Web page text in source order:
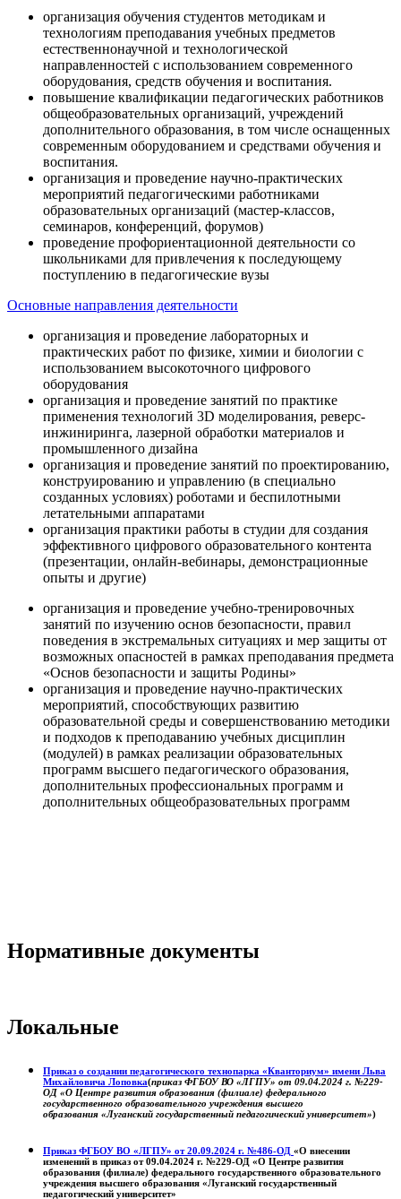
организация обучения студентов методикам и
технологиям преподавания учебных предметов
естественнонаучной и технологической
направленностей с использованием современного
оборудования, средств обучения и воспитания.
повышение квалификации педагогических работников
общеобразовательных организаций, учреждений
дополнительного образования, в том числе оснащенных
современным оборудованием и средствами обучения и
воспитания.
организация и проведение научно-практических
мероприятий педагогическими работниками
образовательных организаций (мастер-классов,
семинаров, конференций, форумов)
проведение профориентационной деятельности со
школьниками для привлечения к последующему
поступлению в педагогические вузы
Основные направления деятельности
организация и проведение лабораторных и
практических работ по физике, химии и биологии с
использованием высокоточного цифрового
оборудования
организация и проведение занятий по практике
применения технологий 3D моделирования, реверс-
инжиниринга, лазерной обработки материалов и
промышленного дизайна
организация и проведение занятий по проектированию,
конструированию и управлению (в специально
созданных условиях) роботами и беспилотными
летательными аппаратами
организация практики работы в студии для создания
эффективного цифрового образовательного контента
(презентации, онлайн-вебинары, демонстрационные
опыты и другие)
организация и проведение учебно-тренировочных
занятий по изучению основ безопасности, правил
поведения в экстремальных ситуациях и мер защиты от
возможных опасностей в рамках преподавания предмета
«Основ безопасности и защиты Родины»
организация и проведение научно-практических
мероприятий, способствующих развитию
образовательной среды и совершенствованию методики
и подходов к преподаванию учебных дисциплин
(модулей) в рамках реализации образовательных
программ высшего педагогического образования,
дополнительных профессиональных программ и
дополнительных общеобразовательных программ
Нормативные документы
Локальные
Приказ о создании педагогического технопарка «Кванториум» имени Льва
Михайловича Лоповка(приказ ФГБОУ ВО «ЛГПУ» от 09.04.2024 г. №229-
ОД «О Центре развития образования (филиале) федерального
государственного образовательного учреждения высшего
образования «Луганский государственный педагогический университет»)
Приказ ФГБОУ ВО «ЛГПУ» от 20.09.2024 г. №486-ОД «О внесении
изменений в приказ от 09.04.2024 г. №229-ОД «О Центре развития
образования (филиале) федерального государственного образовательного
учреждения высшего образования «Луганский государственный
педагогический университет»